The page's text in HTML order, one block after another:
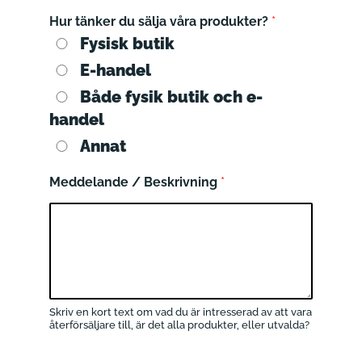
Hur tänker du sälja våra produkter? *
Fysisk butik
E-handel
Både fysik butik och e-
handel
Annat
Meddelande / Beskrivning *
Skriv en kort text om vad du är intresserad av att vara
återförsäljare till, är det alla produkter, eller utvalda?